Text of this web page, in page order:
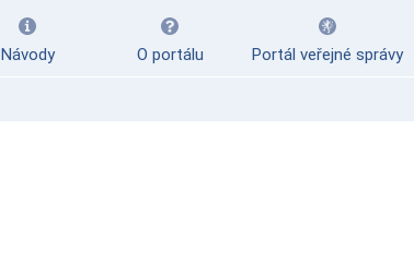
Návody O portálu Portál veřejné správy